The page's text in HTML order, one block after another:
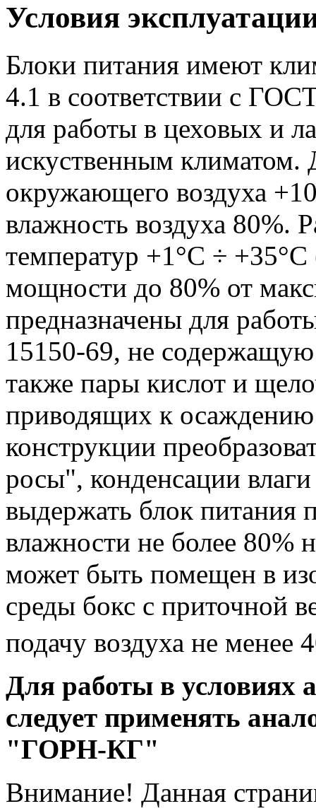
Условия
Блоки питания имеют
4.1 в соответствии с
для работы в цеховых и
искуственным климатом.
окружающего воздуха
влажность воздуха 80%.
температур +1°С ÷
мощности до 80% от
предназначены для
15150-69, не
также пары кислот и
приводящих к осаждению
конструкции
росы", конденсации
выдержать блок питания
влажности не более 80%
может быть помещен в
среды бокс с приточной
подачу воздуха не менее
Для работы в условиях
следует применять
"ГОРН-КГ"
Внимание! Данная